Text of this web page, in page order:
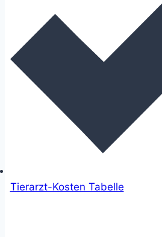
Tierarzt-Kosten Tabelle